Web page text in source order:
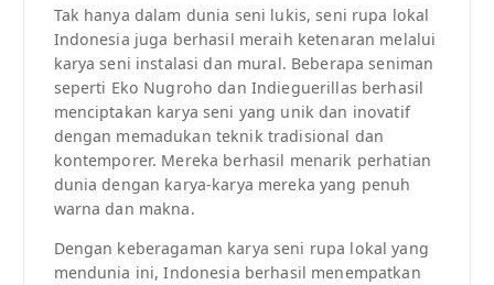
Tak hanya dalam dunia seni lukis, seni rupa lokal
Indonesia juga berhasil meraih ketenaran melalui
karya seni instalasi dan mural. Beberapa seniman
seperti Eko Nugroho dan Indieguerillas berhasil
menciptakan karya seni yang unik dan inovatif
dengan memadukan teknik tradisional dan
kontemporer. Mereka berhasil menarik perhatian
dunia dengan karya-karya mereka yang penuh
warna dan makna.
Dengan keberagaman karya seni rupa lokal yang
mendunia ini, Indonesia berhasil menempatkan